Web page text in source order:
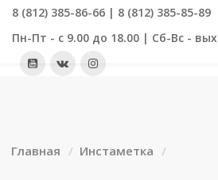
8 (812) 385-86-66 | 8 (812) 385-85-89
Пн-Пт - с 9.00 до 18.00 | Сб-Вс -
Главная Инстаметка